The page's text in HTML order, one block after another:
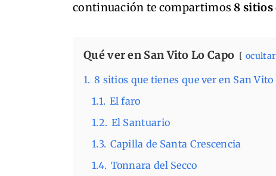
continuación te compartimos8 sitios
Qué ver en San Vito Lo Capo ocultar
1. 8 sitios que tienes que ver en San Vito
1.1. El faro
1.2. El Santuario
1.3. Capilla de Santa Crescencia
1.4. Tonnara del Secco